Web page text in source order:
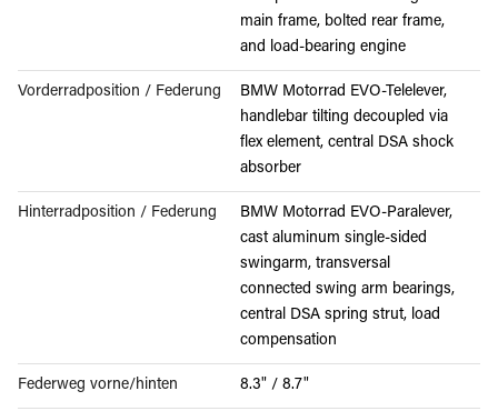
main frame, bolted rear frame,
and load-bearing engine
Vorderradposition / Federung
BMW Motorrad EVO-Telelever,
handlebar tilting decoupled via
flex element, central DSA shock
absorber
Hinterradposition / Federung
BMW Motorrad EVO-Paralever,
cast aluminum single-sided
swingarm, transversal
connected swing arm bearings,
central DSA spring strut, load
compensation
Federweg vorne/hinten 8.3" / 8.7"